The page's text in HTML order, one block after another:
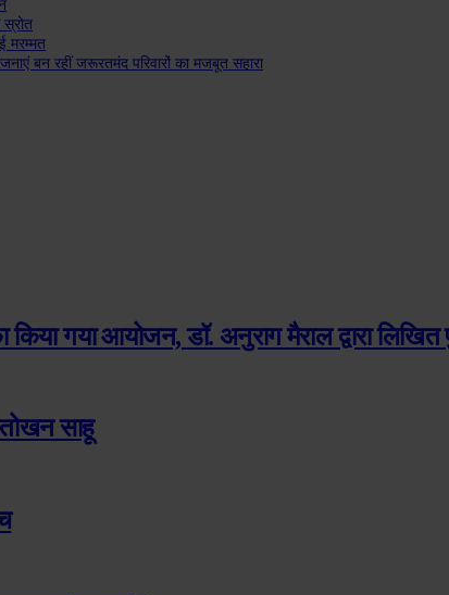
मरम्मत
बन रहीं जरूरतमंद परिवारों का मजबूत सहारा
गया आयोजन, डॉ. अनुराग मैराल द्वारा
तोखन साहू